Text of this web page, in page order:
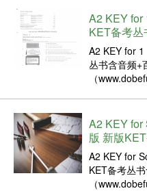
A2 KEY for
KET备考
A2 KEY for
丛书含音频+
（
A2学校密钥
A2 KEY
版 新版
A2 KEY for
KET备考丛
（